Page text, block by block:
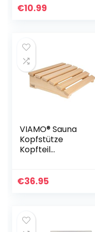
richtige
für eine
wohltuenden
Atmosphäre –
Hochwertiges
Sauna Zubehör
€10.99
VIAMO® Sauna
Kopfstütze
Kopfteil
Abachiholz 39,5 x
€36.95